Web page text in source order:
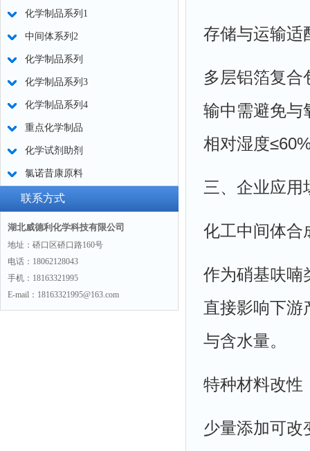
化学制品系列1
中间体系列2
化学制品系列
化学制品系列3
化学制品系列4
重点化学制品
化学试剂助剂
氯诺昔康原料
联系方式
湖北威德利化学科技有限公司
地址：硚口区硚口路160号
电话：18062128043
手机：18163321995
E-mail：18163321995@163.com
存储与运输适
多层铝箔复合
输中需避免与
相对湿度
三、企业应用
化工中间体合
作为硝基呋喃
直接影响下游
与含水量。
特种材料改性
少量添加可改